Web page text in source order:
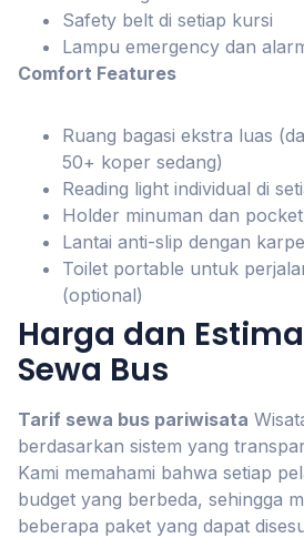
Safety belt di setiap kursi
Lampu emergency dan
Comfort Features
Ruang bagasi ekstra luas
50+ koper sedang)
Reading light individual di
Holder minuman dan
Lantai anti-slip dengan
Toilet portable untuk
(optional)
Harga dan
Sewa Bus
Tarif sewa bus pariwisata
berdasarkan sistem yang
Kami memahami bahwa setiap
budget yang berbeda, sehingga
beberapa paket yang dapat